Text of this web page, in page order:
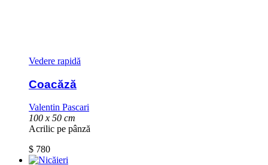
Vedere rapidă
Coacăză
Valentin Pascari
100 x 50 cm
Acrilic pe pânză
$ 780